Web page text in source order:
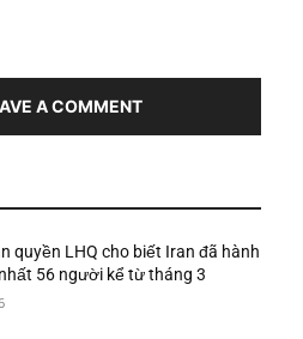
A COMMENT
quyền LHQ cho biết Iran đã hành
56 người kể từ tháng 3